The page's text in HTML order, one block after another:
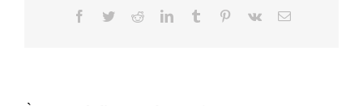
Facebook
TwitterRedditLinkedInTumblr Pinterest
Vk Email